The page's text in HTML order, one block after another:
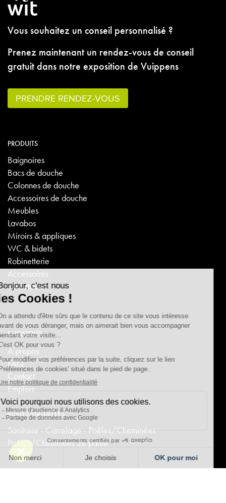
Vous souhaitez un conseil personnalisé ?
Prenez maintenant un rendez-vous de conseil
gratuit dans notre exposition de Vuippens
PRENDRE RENDEZ-VOUS
PRODUITS
Baignoires
Bacs de douche
Colonnes de douche
Accessoires de douche
Meubles
Lavabos
Miroirs & appliques
WC & bidets
Robinetterie
Accessoires
Radiateurs
ENTREPRISE
A propos
FAQ
Contact
Emplois
VISITES VIRTUELLES
Sanitaire - Carrelage - Poêles/Cheminées
Poêles/Cheminées 2e partie